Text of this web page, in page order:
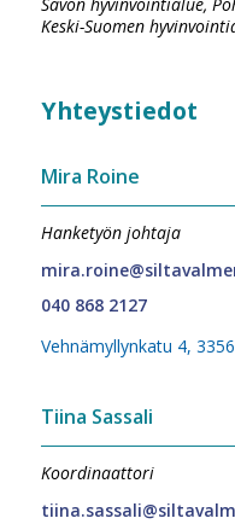
Savon hyvinvointialue,
Keski-Suomen
Yhteystiedot
Mira Roine
Hanketyön johtaja
040 868 2127
Vehnämyllynkatu 4,
Tiina Sassali
Koordinaattori